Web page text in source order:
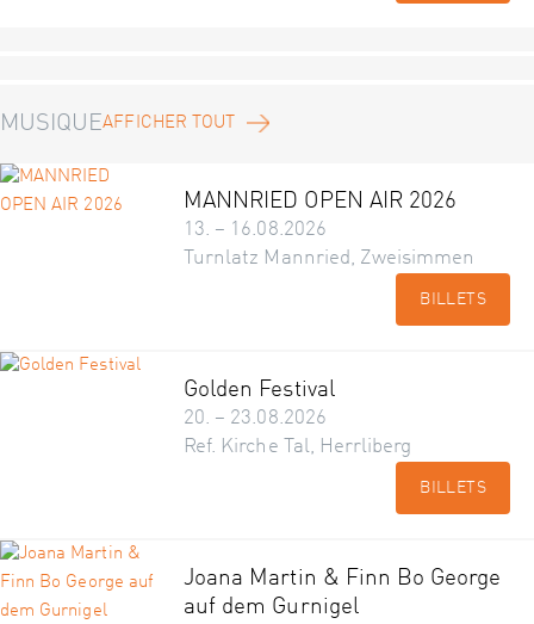
MUSIQUEAFFICHER TOUT
MANNRIED OPEN AIR 2026
13. – 16.08.2026
Turnlatz Mannried, Zweisimmen
BILLETS
Golden Festival
20. – 23.08.2026
Ref. Kirche Tal, Herrliberg
BILLETS
Joana Martin & Finn Bo George
auf dem Gurnigel